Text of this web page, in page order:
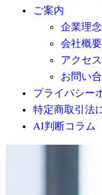
ご案内
企業理念
会社概要
アクセス
お問い
プライバシー
特定商取引法
AI判断コラム